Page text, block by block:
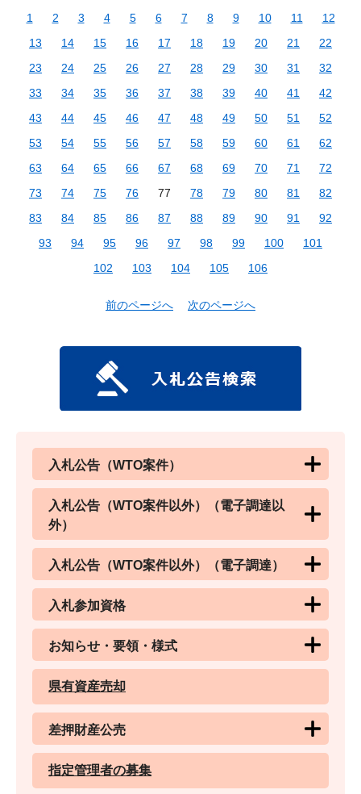
1 2 3 4 5 6 7 8 9 10 11
12
13
14 15 16 17 18 19 20 21
22
23
24 25 26 27 28 29 30 31
32
33
34 35 36 37 38 39 40 41
42
43
44 45 46 47 48 49 50 51
52
53
54 55 56 57 58 59 60 61
62
63
64 65 66 67 68 69 70 71
72
73
74 75 76 77 78 79 80 81
82
83
84 85 86 87 88 89 90 91
92
93
94 95 96 97 98 99 100
101
102
103 104 105 106
前のページへ 次のページへ
入札公告（WTO案件）
入札公告（WTO案件以外）（電子調達以
外）
入札公告（WTO案件以外）（電子調達）
入札参加資格
お知らせ・要領・様式
県有資産売却
差押財産公売
指定管理者の募集